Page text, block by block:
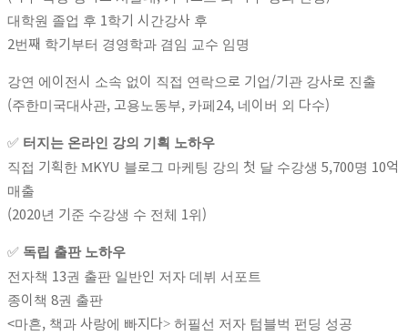
대학원 졸업 후 1학기 시간강사 후
2번째 학기부터 경영학과 겸임 교수 임명
강연 에이전시 소속 없이 직접 연락으로 기업/기관 강사로 진출
(주한미국대사관, 고용노동부, 카페24, 네이버 외 다수)
✅ 터지는 온라인 강의 기획 노하우
직접 기획한 MKYU 블로그 마케팅 강의 첫 달 수강생 5,700명 10억
매출
(2020년 기준 수강생 수 전체 1위)
✅ 독립 출판 노하우
전자책 13권 출판 일반인 저자 데뷔 서포트
종이책 8권 출판
<마흔, 책과 사랑에 빠지다> 허필선 저자 텀블벅 펀딩 성공